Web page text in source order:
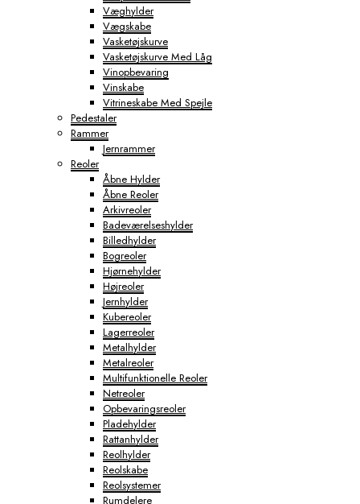
Væghylder
Vægskabe
Vasketøjskurve
Vasketøjskurve Med Låg
Vinopbevaring
Vinskabe
Vitrineskabe Med Spejle
Pedestaler
Rammer
Jernrammer
Reoler
Åbne Hylder
Åbne Reoler
Arkivreoler
Badeværelseshylder
Billedhylder
Bogreoler
Hjørnehylder
Højreoler
Jernhylder
Kubereoler
Lagerreoler
Metalhylder
Metalreoler
Multifunktionelle Reoler
Netreoler
Opbevaringsreoler
Pladehylder
Rattanhylder
Reolhylder
Reolskabe
Reolsystemer
Rumdelere